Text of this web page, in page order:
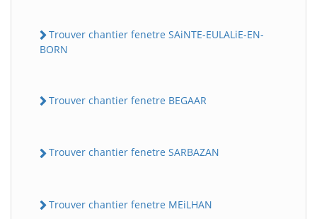
Trouver chantier fenetre SAiNTE-EULALiE-EN-
BORN
Trouver chantier fenetre BEGAAR
Trouver chantier fenetre SARBAZAN
Trouver chantier fenetre MEiLHAN